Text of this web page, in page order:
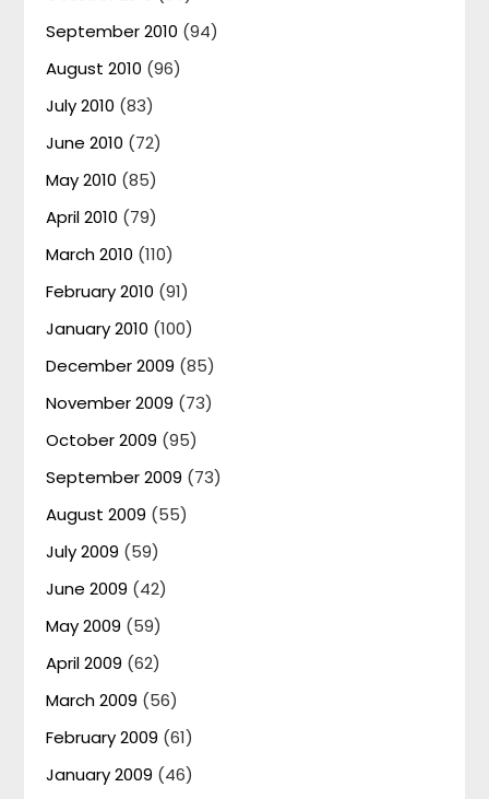
September 2010 (94)
August 2010 (96)
July 2010 (83)
June 2010 (72)
May 2010 (85)
April 2010 (79)
March 2010 (110)
February 2010 (91)
January 2010 (100)
December 2009 (85)
November 2009 (73)
October 2009 (95)
September 2009 (73)
August 2009 (55)
July 2009 (59)
June 2009 (42)
May 2009 (59)
April 2009 (62)
March 2009 (56)
February 2009 (61)
January 2009 (46)